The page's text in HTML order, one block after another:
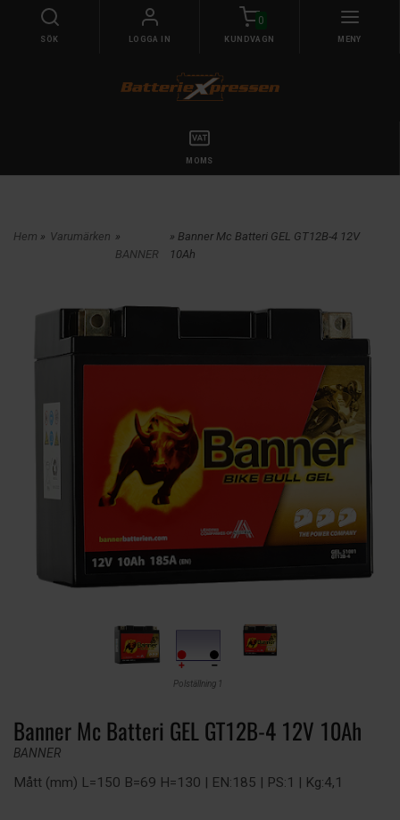
SÖK LOGGA IN
0
KUNDVAGN MENY
MOMS
Hem » Varumärken »
BANNER
» Banner Mc Batteri GEL GT12B-4 12V
10Ah
Polställning 1
Banner Mc Batteri GEL GT12B-4 12V 10Ah
BANNER
Mått (mm) L=150 B=69 H=130 | EN:185 | PS:1 | Kg:4,1